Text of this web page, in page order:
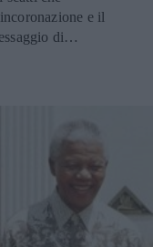
e il
di